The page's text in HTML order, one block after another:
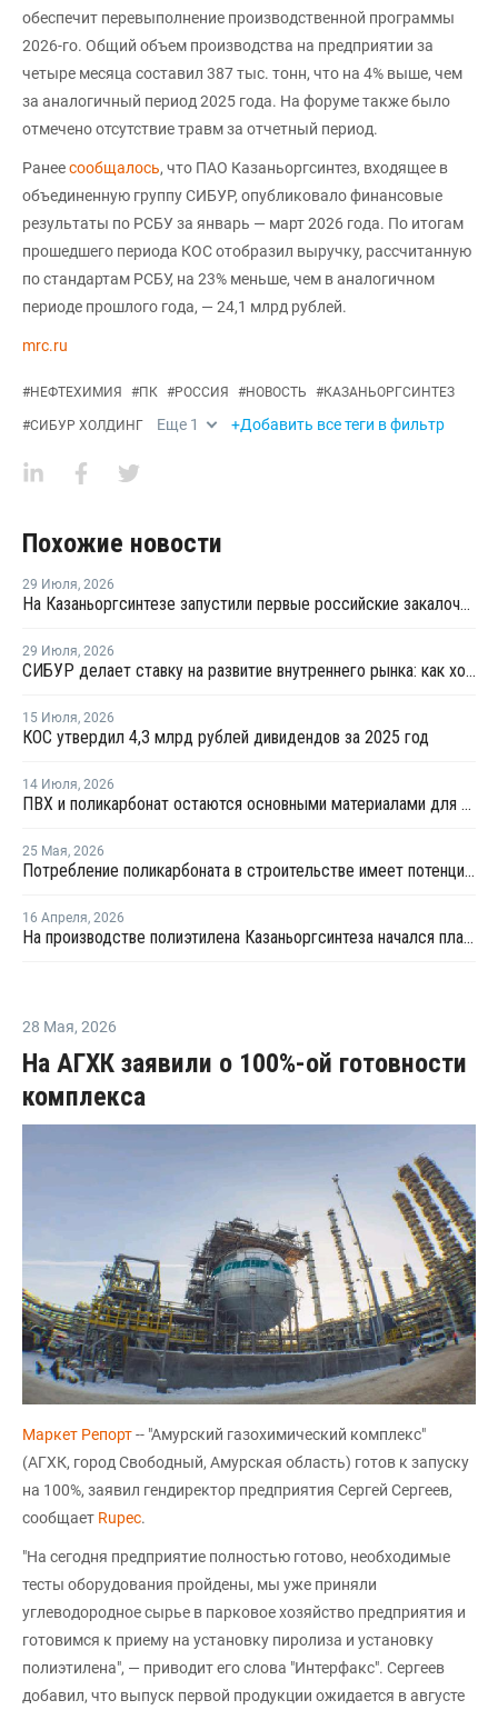
обеспечит перевыполнение производственной программы
2026-го. Общий объем производства на предприятии за
четыре месяца составил 387 тыс. тонн, что на 4% выше, чем
за аналогичный период 2025 года. На форуме также было
отмечено отсутствие травм за отчетный период.
Ранеесообщалось, что ПАО Казаньоргсинтез, входящее в
объединенную группу СИБУР, опубликовало финансовые
результаты по РСБУ за январь — март 2026 года. По итогам
прошедшего периода КОС отобразил выручку, рассчитанную
по стандартам РСБУ, на 23% меньше, чем в аналогичном
периоде прошлого года, — 24,1 млрд рублей.
mrc.ru
#НЕФТЕХИМИЯ #ПК #РОССИЯ #НОВОСТЬ #КАЗАНЬОРГСИНТЕЗ
#СИБУР ХОЛДИНГ Еще 1 +Добавить все теги в фильтр
Похожие новости
29 Июля, 2026
На Казаньоргсинтезе запустили первые российские закалочно-испарительные аппараты
29 Июля, 2026
СИБУР делает ставку на развитие внутреннего рынка: как холдинг стимулирует спрос на полимеры в ритейле
15 Июля, 2026
КОС утвердил 4,3 млрд рублей дивидендов за 2025 год
14 Июля, 2026
ПВХ и поликарбонат остаются основными материалами для производства банковских карт
25 Мая, 2026
Потребление поликарбоната в строительстве имеет потенциал роста в России до 20% - СИБУР
16 Апреля, 2026
На производстве полиэтилена Казаньоргсинтеза начался плановый ремонт
28 Мая, 2026
На АГХК заявили о 100%-ой готовности
комплекса
Маркет Репорт-- "Амурский газохимический комплекс"
(АГХК, город Свободный, Амурская область) готов к запуску
на 100%, заявил гендиректор предприятия Сергей Сергеев,
сообщает Rupec.
"На сегодня предприятие полностью готово, необходимые
тесты оборудования пройдены, мы уже приняли
углеводородное сырье в парковое хозяйство предприятия и
готовимся к приему на установку пиролиза и установку
полиэтилена", — приводит его слова "Интерфакс". Сергеев
добавил, что выпуск первой продукции ожидается в августе